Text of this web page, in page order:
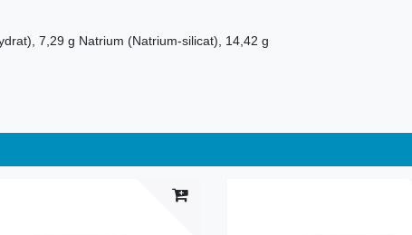
7,29 g Natrium (Natrium-silicat), 14,42 g